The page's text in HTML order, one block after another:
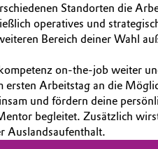
Standorten die
operatives und
Bereich deiner Wahl
on-the-job weiter
ersten Arbeitstag an die
und fördern deine
begleitet. Zusätzlich
Auslandsaufenthalt.